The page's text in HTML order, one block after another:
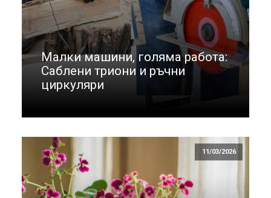
Малки машини, голяма работа:
Саблени триони и ръчни
циркуляри
11/03/2026